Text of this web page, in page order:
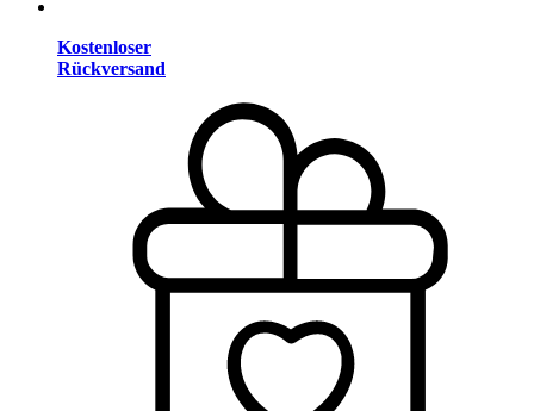
Kostenloser
Rückversand